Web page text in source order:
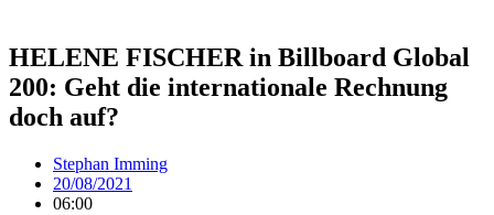
HELENE FISCHER in Billboard Global
200: Geht die internationale Rechnung
doch auf?
Stephan Imming
20/08/2021
06:00